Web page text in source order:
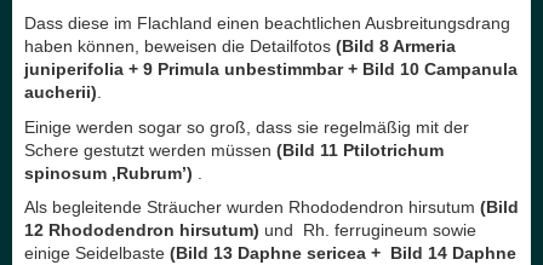
Dass diese im Flachland einen beachtlichen Ausbreitungsdrang
haben können, beweisen die Detailfotos (Bild 8 Armeria
juniperifolia + 9 Primula unbestimmbar + Bild 10 Campanula
aucherii)
Einige werden sogar so groß, dass sie regelmäßig mit der
Schere gestutzt werden müssen (Bild 11 Ptilotrichum
spinosum ‚Rubrum’)
Als begleitende Sträucher wurden Rhododendron hirsutum (Bild
12 Rhododendron hirsutum) und Rh. ferrugineum sowie
einige Seidelbaste (Bild 13 Daphne sericea + Bild 14 Daphne